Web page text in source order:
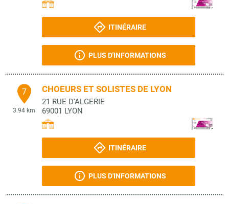
ITINÉRAIRE
PLUS D'INFORMATIONS
7
3.94 km
CHOEURS ET SOLISTES DE LYON
21 RUE D'ALGERIE
69001 LYON
ITINÉRAIRE
PLUS D'INFORMATIONS